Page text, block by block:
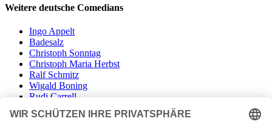
Weitere deutsche Comedians
Ingo Appelt
Badesalz
Christoph Sonntag
Christoph Maria Herbst
Ralf Schmitz
Wigald Boning
Rudi Carrell
Rüdiger Hoffmann
Johann König